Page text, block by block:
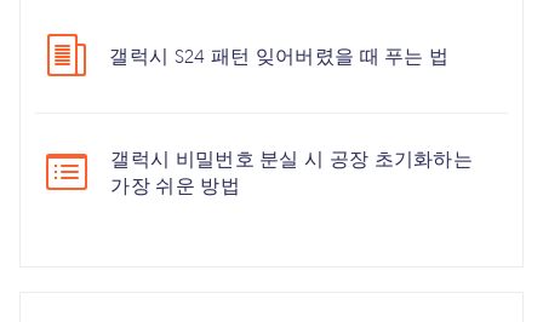
갤럭시 S24 패턴 잊어버렸을 때 푸는 법
갤럭시 비밀번호 분실 시 공장 초기화하는
가장 쉬운 방법